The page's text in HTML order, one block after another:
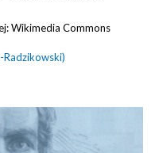
Wikimedia Commons
Radzikowski)